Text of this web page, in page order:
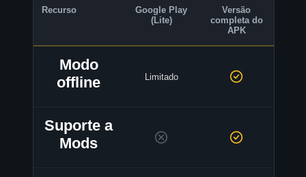
Recurso
Google Play
(Lite)
Versão
completa do
APK
Modo
offline
Limitado
Suporte a
Mods